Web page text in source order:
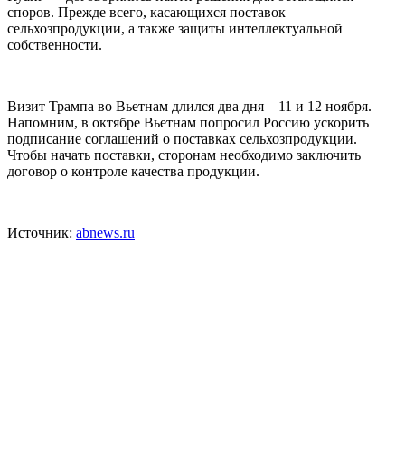
споров. Прежде всего, касающихся поставок
сельхозпродукции, а также защиты интеллектуальной
собственности.
Визит Трампа во Вьетнам длился два дня – 11 и 12 ноября.
Напомним, в октябре Вьетнам попросил Россию ускорить
подписание соглашений о поставках сельхозпродукции.
Чтобы начать поставки, сторонам необходимо заключить
договор о контроле качества продукции.
Источник: abnews.ru